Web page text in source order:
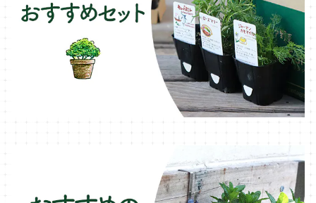
ヒソップ・ハーブ苗
オレガノ・ハーブ苗
ラベンダー・ハーブ苗
ファイバー製プランター
ブリキ製プランター
シェード
テーブル・チェア・ベンチ